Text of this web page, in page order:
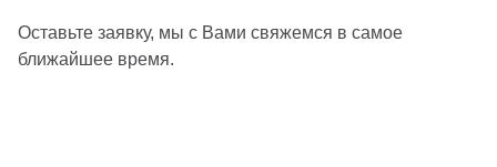
Оставьте заявку, мы с Вами свяжемся в самое
ближайшее время.